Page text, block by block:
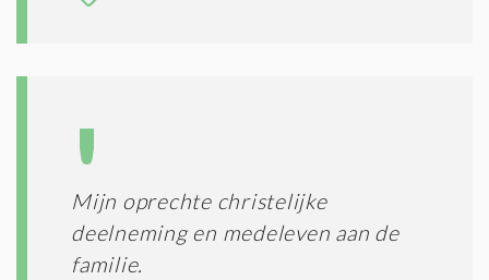
Mijn oprechte christelijke
deelneming en medeleven aan de
familie.